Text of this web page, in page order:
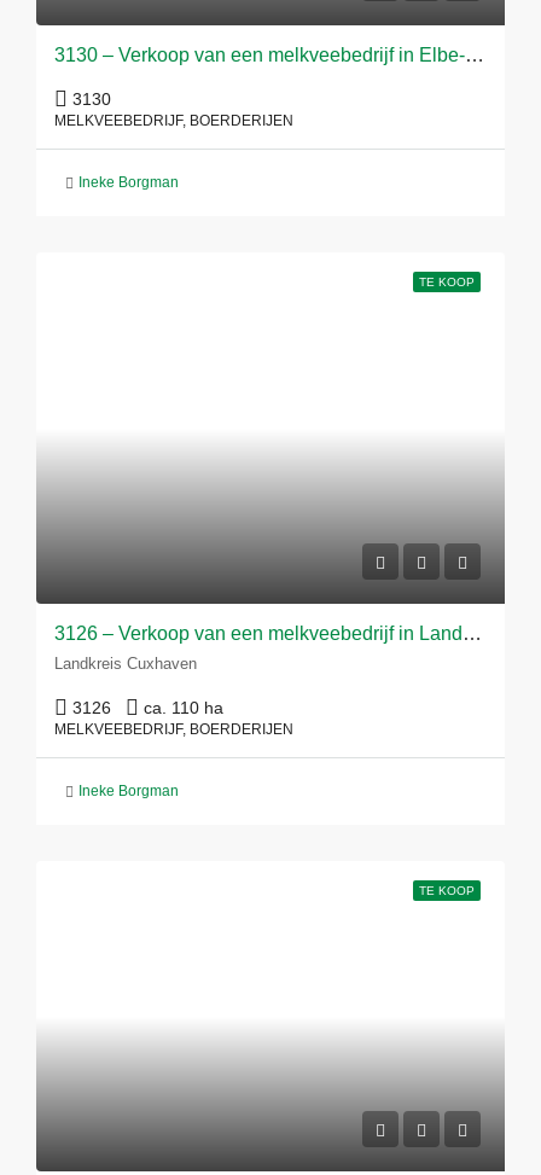
3130 – Verkoop van een melkveebedrijf in Elbe-Weser-Driehoek
3130
MELKVEEBEDRIJF, BOERDERIJEN
Ineke Borgman
TE KOOP
3126 – Verkoop van een melkveebedrijf in Landkreis Cuxhaven
Landkreis Cuxhaven
3126 ca. 110 ha
MELKVEEBEDRIJF, BOERDERIJEN
Ineke Borgman
TE KOOP